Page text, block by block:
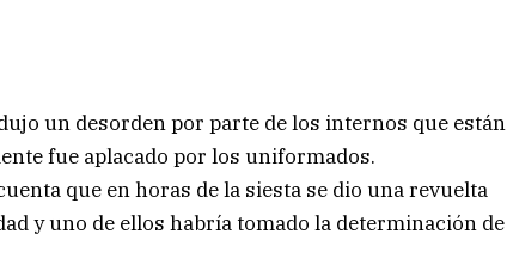
un desorden por parte de los internos que están
fue aplacado por los uniformados.
que en horas de la siesta se dio una revuelta
y uno de ellos habría tomado la determinación de